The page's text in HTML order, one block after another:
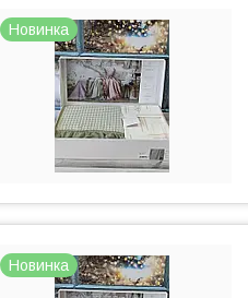
Новинка
Новинка